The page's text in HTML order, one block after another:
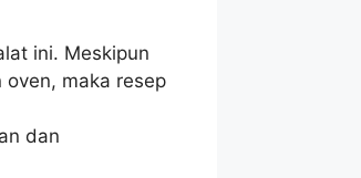
ini. Meskipun
maka resep
dan